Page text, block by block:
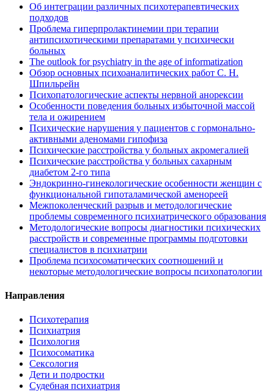
Об интеграции различных психотерапевтических
подходов
Проблема гиперпролактинемии при терапии
антипсихотическими препаратами у психически
больных
The outlook for psychiatry in the age of informatization
Обзор основных психоаналитических работ С. Н.
Шпильрейн
Психопатологические аспекты нервной анорексии
Особенности поведения больных избыточной массой
тела и ожирением
Психические нарушения у пациентов с гормонально-
активными аденомами гипофиза
Психические расстройства у больных акромегалией
Психические расстройства у больных сахарным
диабетом 2-го типа
Эндокринно-гинекологические особенности женщин с
функциональной гипоталамической аменореей
Межпоколенческий разрыв и методологические
проблемы современного психиатрического образования
Методологические вопросы диагностики психических
расстройств и современные программы подготовки
специалистов в психиатрии
Проблема психосоматических соотношений и
некоторые методологические вопросы психопатологии
Направления
Психотерапия
Психиатрия
Психология
Психосоматика
Сексология
Дети и подростки
Судебная психиатрия